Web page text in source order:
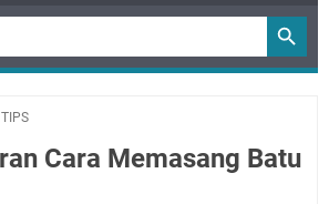
TIPS
Cara Memasang Batu